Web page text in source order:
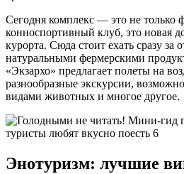
Сегодня комплекс — это не только
конноспортивный клуб, это новая
курорта. Сюда стоит ехать сразу за
натуральными фермерскими
«Экзархо» предлагает полеты на
разнообразные экскурсии,
видами животных и многое другое.
Энотуризм: лучшие